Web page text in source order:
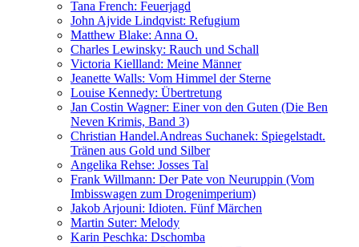
Tana French: Feuerjagd
John Ajvide Lindqvist: Refugium
Matthew Blake: Anna O.
Charles Lewinsky: Rauch und Schall
Victoria Kiellland: Meine Männer
Jeanette Walls: Vom Himmel der Sterne
Louise Kennedy: Übertretung
Jan Costin Wagner: Einer von den Guten (Die Ben
Neven Krimis, Band 3)
Christian Handel.Andreas Suchanek: Spiegelstadt.
Tränen aus Gold und Silber
Angelika Rehse: Josses Tal
Frank Willmann: Der Pate von Neuruppin (Vom
Imbisswagen zum Drogenimperium)
Jakob Arjouni: Idioten. Fünf Märchen
Martin Suter: Melody
Karin Peschka: Dschomba